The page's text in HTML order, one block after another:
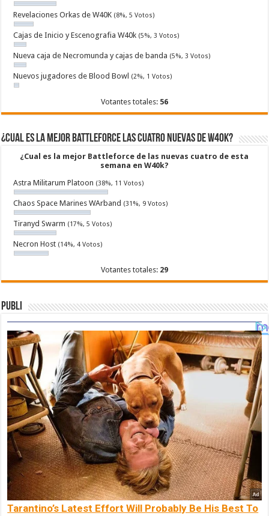
Revelaciones Orkas de W40K (8%, 5 Votos)
Cajas de Inicio y Escenografia W40k (5%, 3 Votos)
Nueva caja de Necromunda y cajas de banda (5%, 3 Votos)
Nuevos jugadores de Blood Bowl (2%, 1 Votos)
Votantes totales: 56
¿Cual es la mejor Battleforce las cuatro nuevas de W40k?
¿Cual es la mejor Battleforce de las nuevas cuatro de esta
semana en W40k?
Astra Militarum Platoon (38%, 11 Votos)
Chaos Space Marines WArband (31%, 9 Votos)
Tiranyd Swarm (17%, 5 Votos)
Necron Host (14%, 4 Votos)
Votantes totales: 29
Publi
Tarantino’s Latest Effort Will Probably Be His Best To